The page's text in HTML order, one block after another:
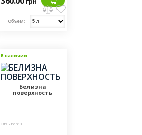
Объем:
В наличии
Белизна
поверхность
Отзывов: 0